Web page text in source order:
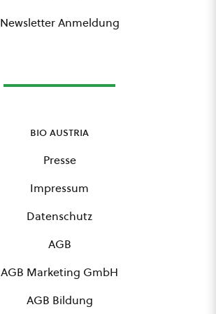
Newsletter Anmeldung
bio austria
Presse
Impressum
Datenschutz
AGB
AGB Marketing GmbH
AGB Bildung